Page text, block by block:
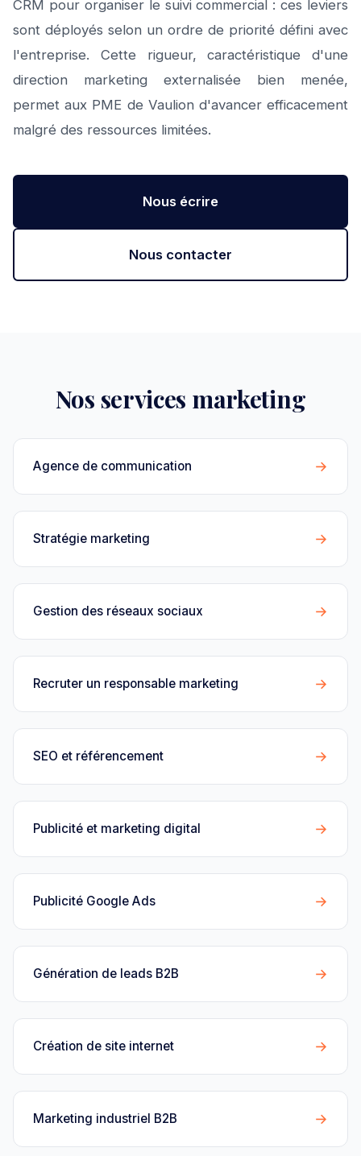
CRM pour organiser le suivi commercial : ces leviers
sont déployés selon un ordre de priorité défini avec
l'entreprise. Cette rigueur, caractéristique d'une
direction marketing externalisée bien menée,
permet aux PME de Vaulion d'avancer efficacement
malgré des ressources limitées.
Nous écrire
Nous contacter
Nos services marketing
Agence de communication →
Stratégie marketing →
Gestion des réseaux sociaux →
Recruter un responsable marketing →
SEO et référencement →
Publicité et marketing digital →
Publicité Google Ads →
Génération de leads B2B →
Création de site internet →
Marketing industriel B2B →